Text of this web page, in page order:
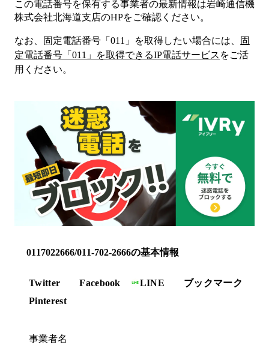
この電話番号を保有する事業者の最新情報は岩崎通信機
株式会社北海道支店のHPをご確認ください。
なお、固定電話番号「 011 」を取得したい場合には、
固
定電話番号「 011 」を取得できるIP電話サービス をご活
用ください。
0117022666/011-702-2666の基本情報
Twitter Facebook LINE
ブックマーク
Pinterest
事業者名